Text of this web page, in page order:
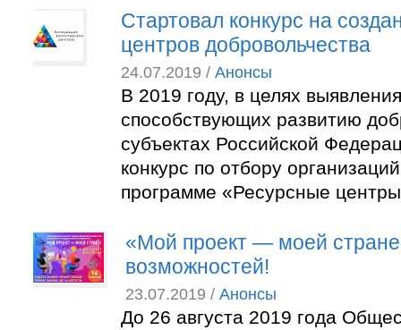
Стартовал конкурс на
центров добровольчества
24.07.2019 / Анонсы
В 2019 году, в целях
способствующих развитию
субъектах Российской
конкурс по отбору
программе «Ресурсные
«Мой проект — моей
возможностей!
23.07.2019 / Анонсы
До 26 августа 2019 года